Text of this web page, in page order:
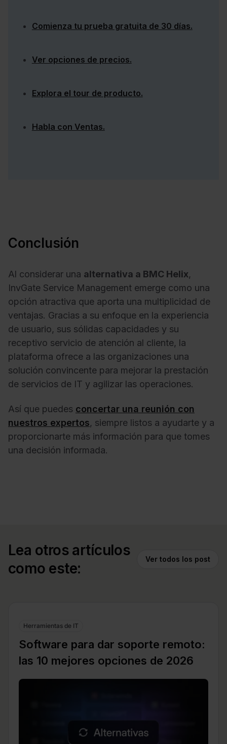
Comienza tu prueba gratuita de 30 días.
Ver opciones de precios.
Explora el tour de producto.
Habla con Ventas.
Conclusión
Al considerar una alternativa a BMC Helix,
InvGate Service Management emerge como una
opción atractiva que aporta una multiplicidad de
ventajas. Gracias a su enfoque en la experiencia
de usuario, sus sólidas capacidades y su
receptivo servicio de atención al cliente, la
plataforma ofrece a las organizaciones una
solución convincente para mejorar la prestación
de servicios de IT y agilizar las operaciones.
Así que puedes concertar una reunión con
nuestros expertos, siempre listos a ayudarte y a
proporcionarte más información para que tomes
una decisión informada.
Lea otros artículos
como este:
Ver todos los post
Herramientas de IT
Software para dar soporte remoto:
las 10 mejores opciones de 2026